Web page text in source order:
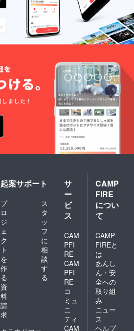
起案サポート
プ
ロ
ジ
ェ
ク
ト
を
作
る
ス
タ
ッ
フ
に
相
談
す
る
資
料
請
求
サ
ー
ビ
ス
CAM
PFI
RE
CAM
PFI
RE
コ
ミュ
ニ
ティ
CAM
CAMP
FIRE
につい
て
CAMP
FIREと
は
あんし
ん・安
全への
取り組
み
ニュー
ス
ヘルプ